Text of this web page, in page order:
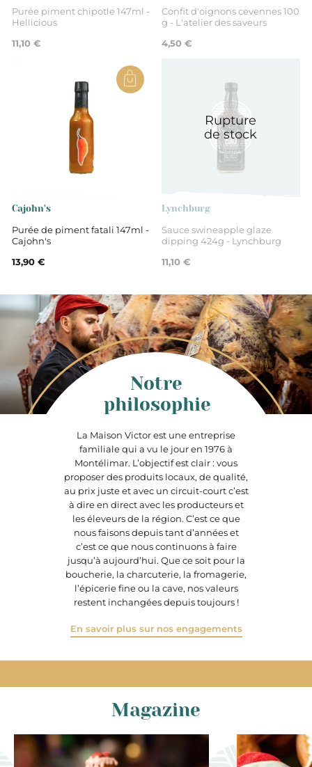
Purée piment chipotle 147ml -
Hellicious
11,10 €
Confit d'oignons cevennes 100
g - L'atelier des saveurs
4,50 €
Cajohn's
Purée de piment fatali 147ml -
Cajohn's
13,90 €
Rupture
de stock
Lynchburg
Sauce swineapple glaze
dipping 424g - Lynchburg
11,10 €
La Maison Victor est une entreprise
familiale qui a vu le jour en 1976 à
Montélimar. L’objectif est clair : vous
proposer des produits locaux, de qualité,
au prix juste et avec un circuit-court c’est
à dire en direct avec les producteurs et
les éleveurs de la région. C’est ce que
nous faisons depuis tant d’années et
c’est ce que nous continuons à faire
jusqu’à aujourd’hui. Que ce soit pour la
boucherie, la charcuterie, la fromagerie,
l’épicerie fine ou la cave, nos valeurs
restent inchangées depuis toujours !
En savoir plus sur nos engagements
Notre
philosophie
Magazine